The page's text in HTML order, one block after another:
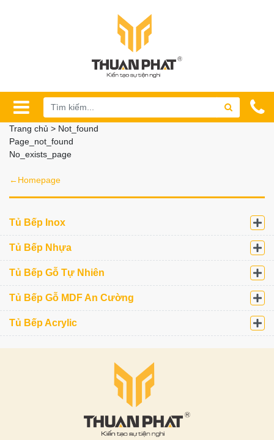
Trang chủ > Not_found
Page_not_found
No_exists_page
←Homepage
Tủ Bếp Inox
Tủ Bếp Nhựa
Tủ Bếp Gỗ Tự Nhiên
Tủ Bếp Gỗ MDF An Cường
Tủ Bếp Acrylic